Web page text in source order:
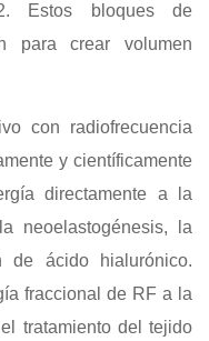
Estos bloques de
para crear volumen
con radiofrecuencia
y científicamente
directamente a la
neoelastogénesis, la
de ácido hialurónico.
fraccional de RF a la
tratamiento del tejido